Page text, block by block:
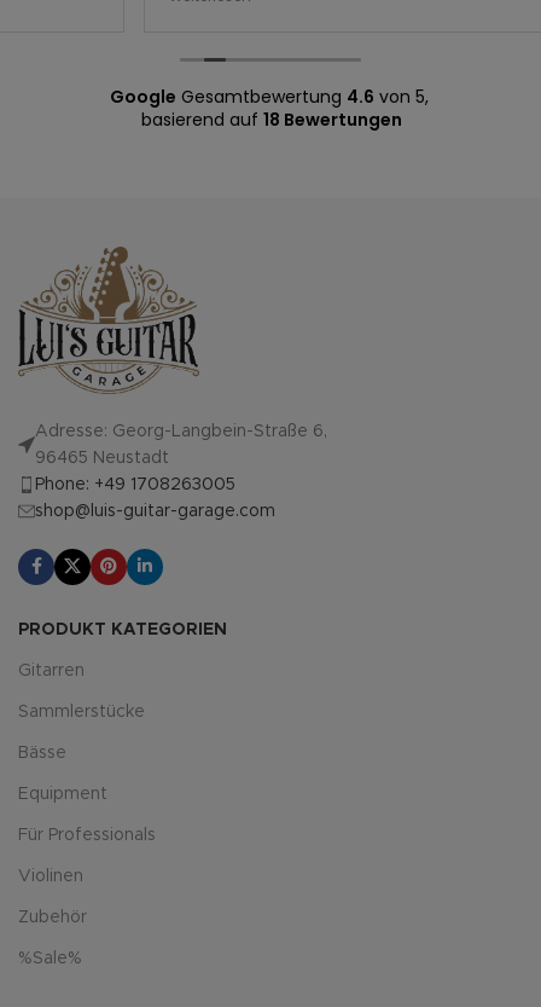
Google Gesamtbewertung 4.6 von 5,
basierend auf 18 Bewertungen
Adresse: Georg-Langbein-Straße 6,
96465 Neustadt
Phone: +49 1708263005
shop@luis-guitar-garage.com
PRODUKT KATEGORIEN
Gitarren
Sammlerstücke
Bässe
Equipment
Für Professionals
Violinen
Zubehör
%Sale%